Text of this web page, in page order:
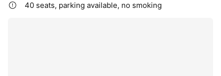
40 seats, parking available, no smoking